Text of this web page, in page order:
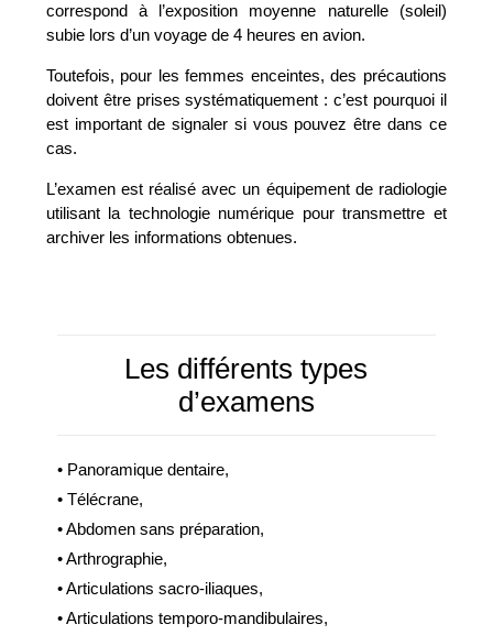
correspond à l’exposition moyenne naturelle (soleil)
subie lors d’un voyage de 4 heures en avion.
Toutefois, pour les femmes enceintes, des précautions
doivent être prises systématiquement : c’est pourquoi il
est important de signaler si vous pouvez être dans ce
cas.
L’examen est réalisé avec un équipement de radiologie
utilisant la technologie numérique pour transmettre et
archiver les informations obtenues.
Les différents types
d’examens
• Panoramique dentaire,
• Télécrane,
• Abdomen sans préparation,
• Arthrographie,
• Articulations sacro-iliaques,
• Articulations temporo-mandibulaires,